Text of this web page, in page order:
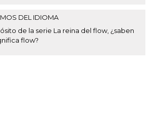
DEL IDIOMA
de la serie La reina del flow, ¿saben
flow?